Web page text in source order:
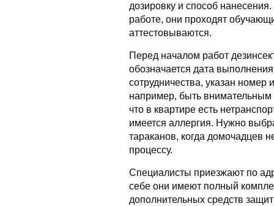
дозировку и способ
работе, они проходят
аттестовываются.
Перед началом работ
обозначается дата
сотрудничества, указан
например, быть внимательным
что в квартире есть
имеется аллергия. Нужно
тараканов, когда домочадцев
процессу.
Специалисты приезжают по
себе они имеют полный
дополнительных средств